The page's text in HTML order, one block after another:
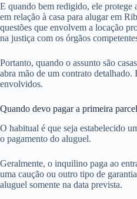
E quando bem redigido, ele protege
em relação à casa para alugar em
questões que envolvem a locação
na justiça com os órgãos
Portanto, quando o assunto são
abra mão de um contrato detalhado.
envolvidos.
Quando devo pagar a primeira
O habitual é que seja estabelecido
o pagamento do aluguel.
Geralmente, o inquilino paga ao
uma caução ou outro tipo de
aluguel somente na data prevista.